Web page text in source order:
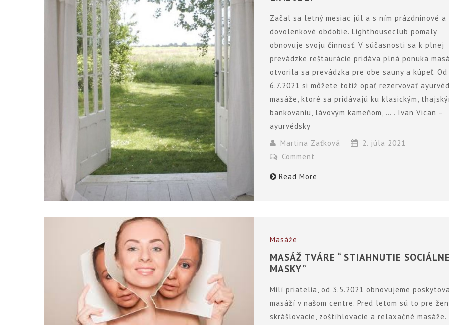
Začal sa letný mesiac júl a s ním prázdninové a
dovolenkové obdobie. Lighthouseclub pomaly
obnovuje svoju činnosť. V súčasnosti sa k plnej
prevádzke reštaurácie pridáva plná ponuka
otvorila sa prevádzka pre obe sauny a kúpeľ. Od
6.7.2021 si môžete totiž opäť rezervovať
masáže, ktoré sa pridávajú ku klasickým,
bankovaniu, lávovým kameňom, … . Ivan Vican –
ayurvédsky
Martina Zaťková
2. júla 2021
Comment
Read More
Masáže
MASÁŽ TVÁRE “ STIAHNUTIE
MASKY”
Milí priatelia, od 3.5.2021 obnovujeme
masáží v našom centre. Pred letom sú to pre
skrášlovacie, zoštíhlovacie a relaxačné masáže.